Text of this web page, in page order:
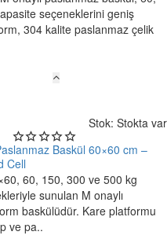
seçeneklerini geniş
304 kalite paslanmaz çelik
Stok: Stokta var
Baskül 60×60 cm –
Cell
60, 150, 300 ve 500 kg
sunulan M onaylı
baskülüdür. Kare platformu
ve pa..